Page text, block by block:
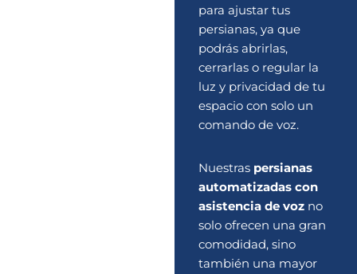
para ajustar tus
persianas, ya que
podrás abrirlas,
cerrarlas o regular la
luz y privacidad de tu
espacio con solo un
comando de voz.
Nuestras persianas
automatizadas con
asistencia de vozno
solo ofrecen una gran
comodidad, sino
también una mayor